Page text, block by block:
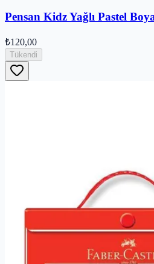
Pensan Kidz Yağlı Pastel
₺120,00
Tükendi